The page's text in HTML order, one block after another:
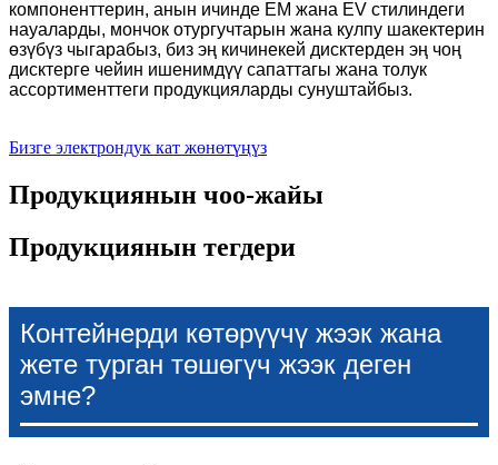
компоненттерин, анын ичинде EM жана EV стилиндеги
науаларды, мончок отургучтарын жана кулпу шакектерин
өзүбүз чыгарабыз, биз эң кичинекей дисктерден эң чоң
дисктерге чейин ишенимдүү сапаттагы жана толук
ассортименттеги продукцияларды сунуштайбыз.
Бизге электрондук кат жөнөтүңүз
Продукциянын чоо-жайы
Продукциянын тегдери
Контейнерди көтөрүүчү жээк жана
жете турган төшөгүч жээк деген
эмне?